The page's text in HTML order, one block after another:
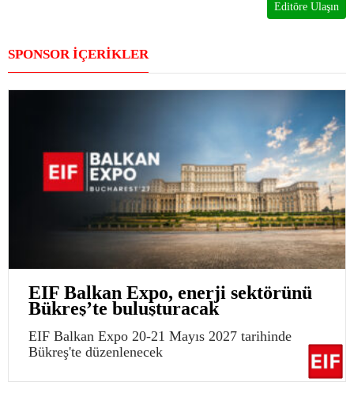
Editöre Ulaşın
SPONSOR İÇERİKLER
EIF Balkan Expo, enerji sektörünü
Bükreş’te buluşturacak
EIF Balkan Expo 20-21 Mayıs 2027 tarihinde
Bükreş'te düzenlenecek